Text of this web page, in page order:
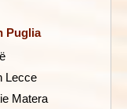
Puglia
Lecce
Matera